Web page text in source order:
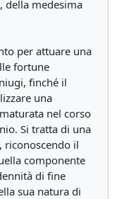
della medesima
per attuare una
fortune
finché il
una
nel corso
Si tratta di una
riconoscendo il
componente
di fine
sua natura di